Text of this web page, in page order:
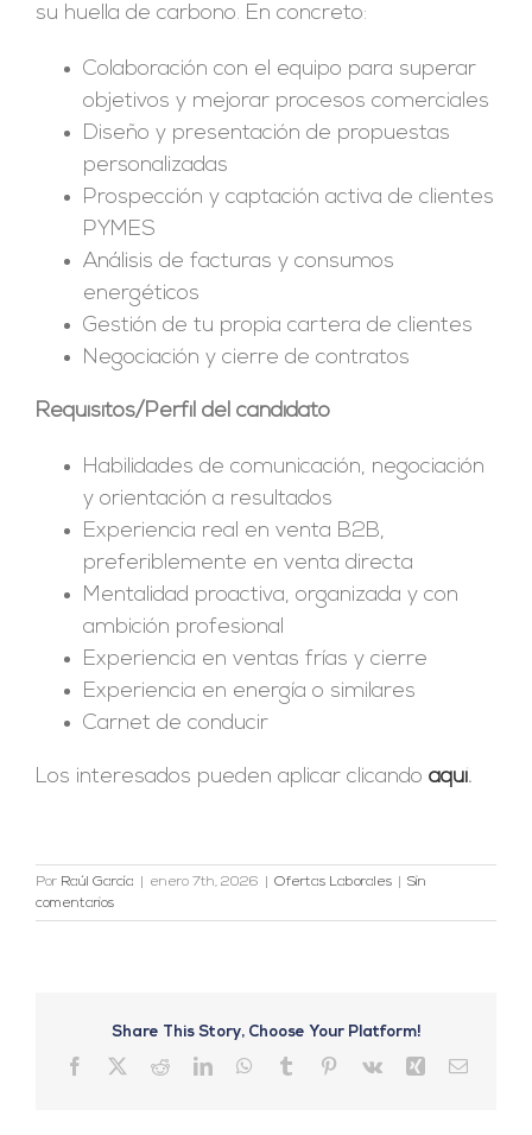
su huella de carbono. En concreto:
Colaboración con el equipo para superar
objetivos y mejorar procesos comerciales
Diseño y presentación de propuestas
personalizadas
Prospección y captación activa de clientes
PYMES
Análisis de facturas y consumos
energéticos
Gestión de tu propia cartera de clientes
Negociación y cierre de contratos
Requisitos/Perfil del candidato
Habilidades de comunicación, negociación
y orientación a resultados
Experiencia real en venta B2B,
preferiblemente en venta directa
Mentalidad proactiva, organizada y con
ambición profesional
Experiencia en ventas frías y cierre
Experiencia en energía o similares
Carnet de conducir
Los interesados pueden aplicar clicando aquí.
Por Raúl García enero 7th, 2026 Ofertas Laborales
Sin
comentarios
Share This Story, Choose Your Platform!
Facebook RedditLinkedInWhatsApp
Tumblr Pinterest
Vk Xing Correo